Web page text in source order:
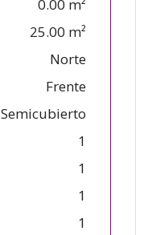
0.00 m²
25.00 m²
Norte
Frente
Semicubierto
1
1
1
1